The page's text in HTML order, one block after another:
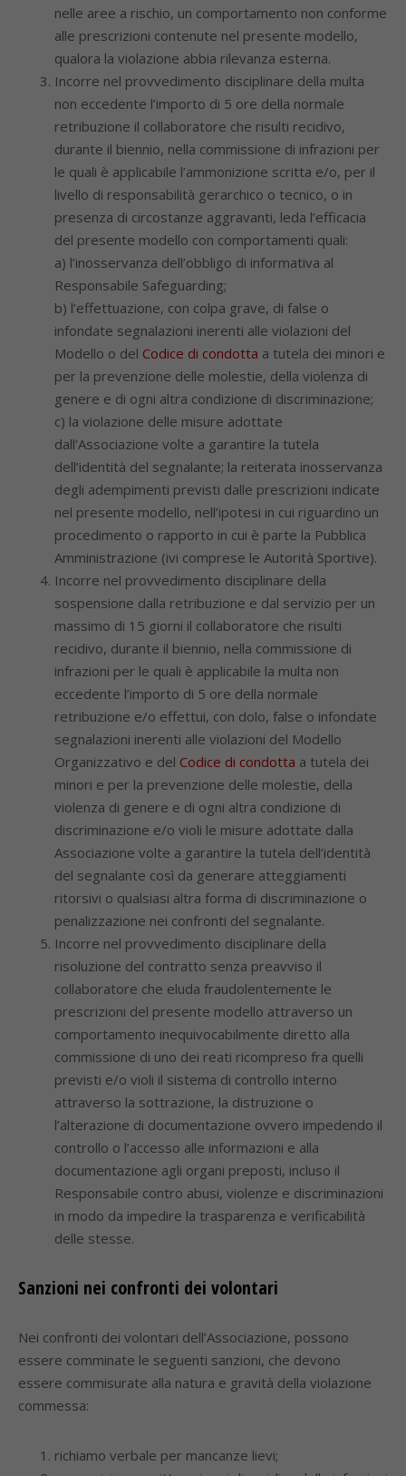
nelle aree a rischio, un comportamento non conforme
alle prescrizioni contenute nel presente modello,
qualora la violazione abbia rilevanza esterna.
Incorre nel provvedimento disciplinare della multa
non eccedente l’importo di 5 ore della normale
retribuzione il collaboratore che risulti recidivo,
durante il biennio, nella commissione di infrazioni per
le quali è applicabile l’ammonizione scritta e/o, per il
livello di responsabilità gerarchico o tecnico, o in
presenza di circostanze aggravanti, leda l’efficacia
del presente modello con comportamenti quali:
a) l’inosservanza dell’obbligo di informativa al
Responsabile Safeguarding;
b) l’effettuazione, con colpa grave, di false o
infondate segnalazioni inerenti alle violazioni del
Modello o del Codice di condotta a tutela dei minori e
per la prevenzione delle molestie, della violenza di
genere e di ogni altra condizione di discriminazione;
c) la violazione delle misure adottate
dall’Associazione volte a garantire la tutela
dell’identità del segnalante; la reiterata inosservanza
degli adempimenti previsti dalle prescrizioni indicate
nel presente modello, nell’ipotesi in cui riguardino un
procedimento o rapporto in cui è parte la Pubblica
Amministrazione (ivi comprese le Autorità Sportive).
Incorre nel provvedimento disciplinare della
sospensione dalla retribuzione e dal servizio per un
massimo di 15 giorni il collaboratore che risulti
recidivo, durante il biennio, nella commissione di
infrazioni per le quali è applicabile la multa non
eccedente l’importo di 5 ore della normale
retribuzione e/o effettui, con dolo, false o infondate
segnalazioni inerenti alle violazioni del Modello
Organizzativo e del Codice di condotta a tutela dei
minori e per la prevenzione delle molestie, della
violenza di genere e di ogni altra condizione di
discriminazione e/o violi le misure adottate dalla
Associazione volte a garantire la tutela dell’identità
del segnalante così da generare atteggiamenti
ritorsivi o qualsiasi altra forma di discriminazione o
penalizzazione nei confronti del segnalante.
Incorre nel provvedimento disciplinare della
risoluzione del contratto senza preavviso il
collaboratore che eluda fraudolentemente le
prescrizioni del presente modello attraverso un
comportamento inequivocabilmente diretto alla
commissione di uno dei reati ricompreso fra quelli
previsti e/o violi il sistema di controllo interno
attraverso la sottrazione, la distruzione o
l’alterazione di documentazione ovvero impedendo il
controllo o l’accesso alle informazioni e alla
documentazione agli organi preposti, incluso il
Responsabile contro abusi, violenze e discriminazioni
in modo da impedire la trasparenza e verificabilità
delle stesse.
Sanzioni nei confronti dei volontari
Nei confronti dei volontari dell’Associazione, possono
essere comminate le seguenti sanzioni, che devono
essere commisurate alla natura e gravità della violazione
commessa:
richiamo verbale per mancanze lievi;